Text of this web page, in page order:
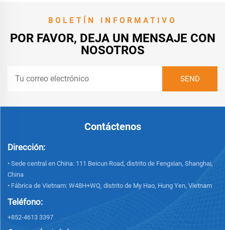
BOLETÍN INFORMATIVO
POR FAVOR, DEJA UN MENSAJE CON
NOSOTROS
Contáctenos
Dirección:
• Sede central en China: 111 Beicun Road, distrito de Fengxian, Shanghai,
China
• Fábrica de Vietnam: W48H+WQ, distrito de My Hao, Hung Yen, Vietnam
Teléfono:
+852-4613 3397